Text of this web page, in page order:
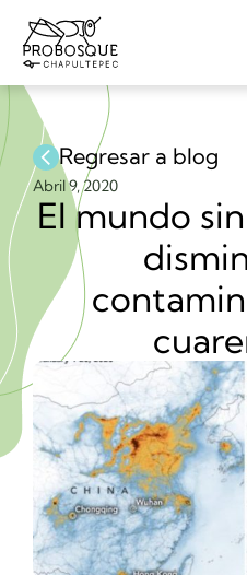
Regresar a blog
Abril 9, 2020
El mundo